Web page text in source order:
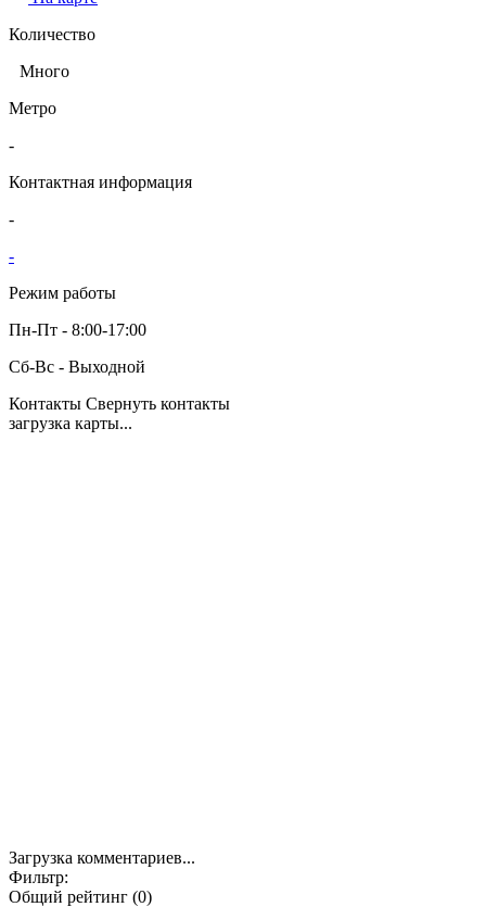
Количество
Много
Метро
-
Контактная информация
-
-
Режим работы
Пн-Пт - 8:00-17:00
Сб-Вс - Выходной
Контакты Свернуть контакты
загрузка карты...
Загрузка комментариев...
Фильтр:
Общий рейтинг (0)